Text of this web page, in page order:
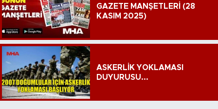
GAZETE MANŞETLERİ (28
KASIM 2025)
ASKERLİK YOKLAMASI
DUYURUSU...